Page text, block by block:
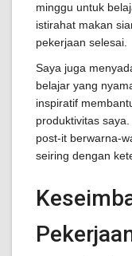
minggu untuk
istirahat makan
pekerjaan selesai.
Saya juga
belajar yang
inspiratif
produktivitas
post-it berwarna-
seiring dengan